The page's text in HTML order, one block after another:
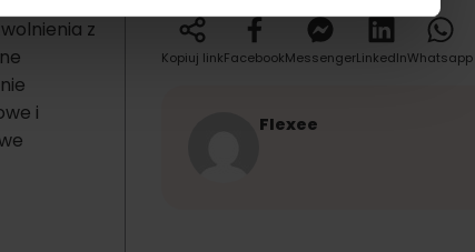
z
i
Kopiuj linkFacebookMessengerLinkedInWhatsapp
Flexee